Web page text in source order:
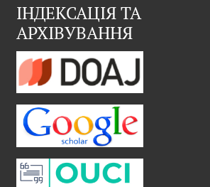
ІНДЕКСАЦІЯ ТА
АРХІВУВАННЯ